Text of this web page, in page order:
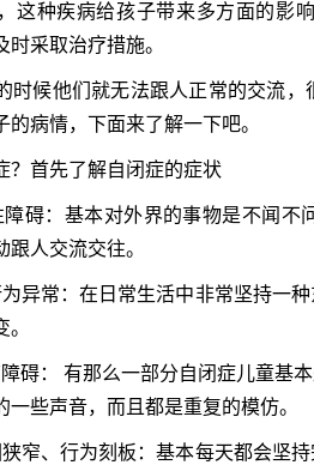
这种疾病给孩子带来多方面的影
采取治疗措施。
候他们就无法跟人正常的交流，
的病情，下面来了解一下吧。
首先了解自闭症的症状
：基本对外界的事物是不闻不
人交流交往。
常：在日常生活中非常坚持一种
： 有那么一部分自闭症儿童基本
一些声音，而且都是重复的模仿。
、行为刻板：基本每天都会坚持